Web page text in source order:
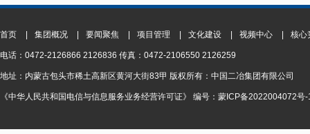
首页 集团概况 要闻聚焦 项目管理 文化建设 视频中心 核心
电话：0472-2126866 2126836 传真：0472-2106550 2126259
地址：内蒙古包头市稀土高新区黄河大街83甲 版权所有：中国二冶集团有限公司
《中华人民共和国电信与信息服务业务经营许可证》 编号：蒙ICP备2022004072号